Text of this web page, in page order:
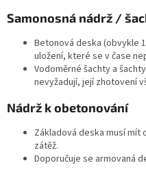
Samonosná nádrž /
Betonová deska (obvykle
uložení, které se v čase
Vodoměrné šachty a
nevyžadují, její zhotovení
Nádrž k obetonování
Základová deska musí
zátěž.
Doporučuje se armovaná